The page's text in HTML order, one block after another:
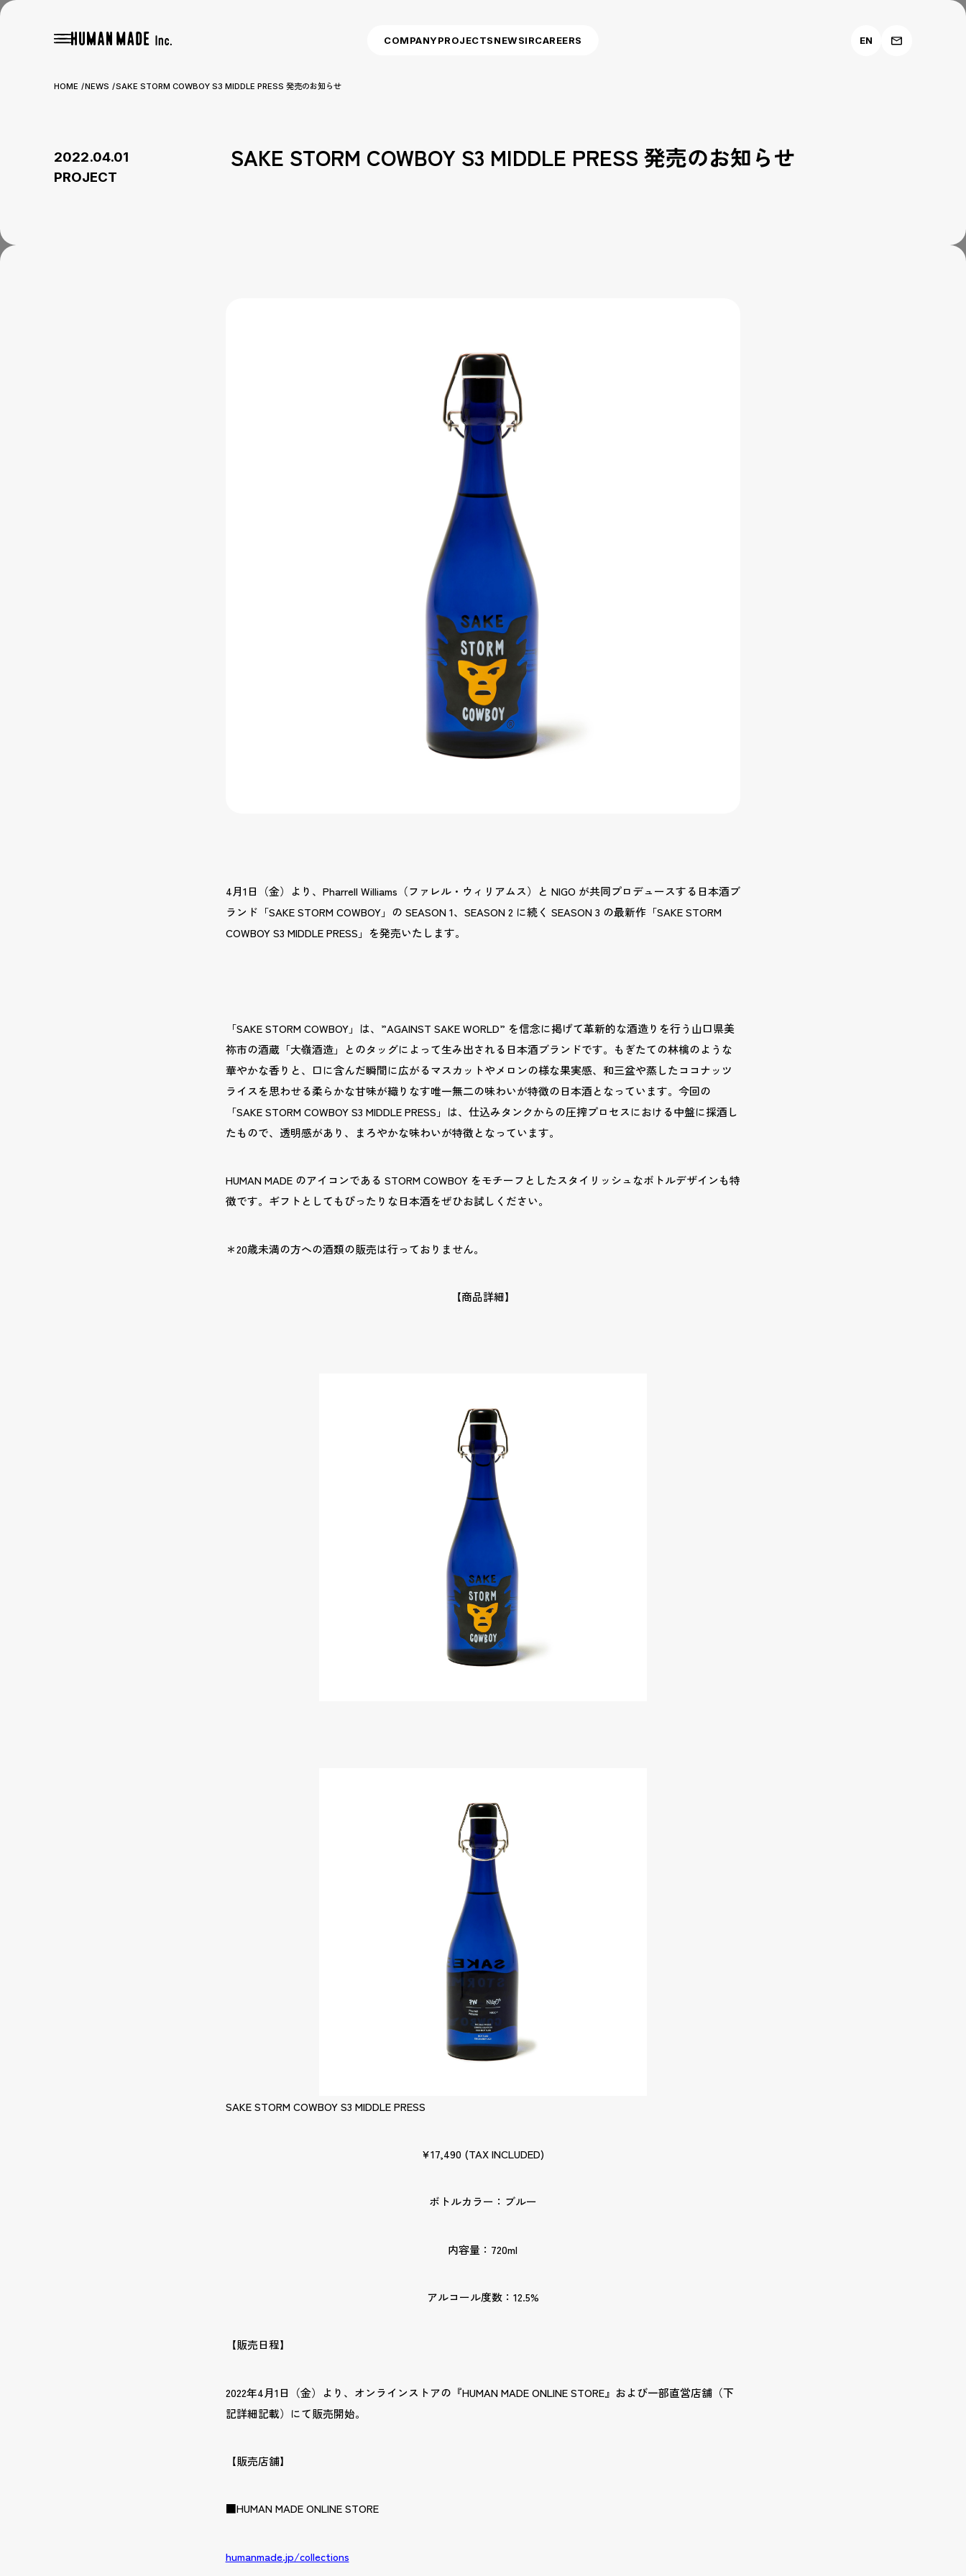
COMPANYPROJECTSNEWSIRCAREERS EN
HOME NEWS SAKE STORM COWBOY S3 MIDDLE PRESS 発売のお知らせ
2022.04.01
PROJECT
SAKE STORM COWBOY S3 MIDDLE PRESS 発売のお知らせ
4月1日（金）より、Pharrell Williams（ファレル・ウィリアムス）と NIGO が共同プロデュースする日本酒ブ
ランド「SAKE STORM COWBOY」の SEASON 1、SEASON 2 に続く SEASON 3 の最新作「SAKE STORM
COWBOY S3 MIDDLE PRESS」を発売いたします。
「SAKE STORM COWBOY」は、”AGAINST SAKE WORLD” を信念に掲げて革新的な酒造りを行う山口県美
祢市の酒蔵「大嶺酒造」とのタッグによって生み出される日本酒ブランドです。もぎたての林檎のような
華やかな香りと、口に含んだ瞬間に広がるマスカットやメロンの様な果実感、和三盆や蒸したココナッツ
ライスを思わせる柔らかな甘味が織りなす唯一無二の味わいが特徴の日本酒となっています。今回の
「SAKE STORM COWBOY S3 MIDDLE PRESS」は、仕込みタンクからの圧搾プロセスにおける中盤に採酒し
たもので、透明感があり、まろやかな味わいが特徴となっています。
HUMAN MADE のアイコンである STORM COWBOY をモチーフとしたスタイリッシュなボトルデザインも特
徴です。ギフトとしてもぴったりな日本酒をぜひお試しください。
＊20歳未満の方への酒類の販売は行っておりません。
【商品詳細】
SAKE STORM COWBOY S3 MIDDLE PRESS
¥17,490 (TAX INCLUDED)
ボトルカラー：ブルー
内容量：720ml
アルコール度数：12.5%
【販売日程】
2022年4月1日（金）より、オンラインストアの『HUMAN MADE ONLINE STORE』および一部直営店舗（下
記詳細記載）にて販売開始。
【販売店舗】
■HUMAN MADE ONLINE STORE
humanmade.jp/collections